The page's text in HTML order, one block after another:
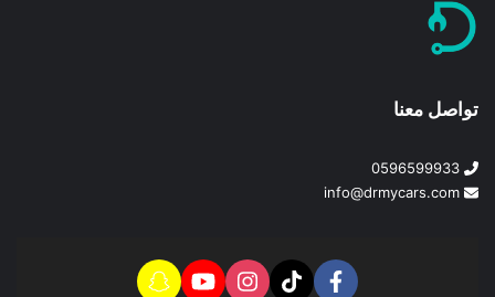
تواصل معنا
0596599933
info@drmycars.com